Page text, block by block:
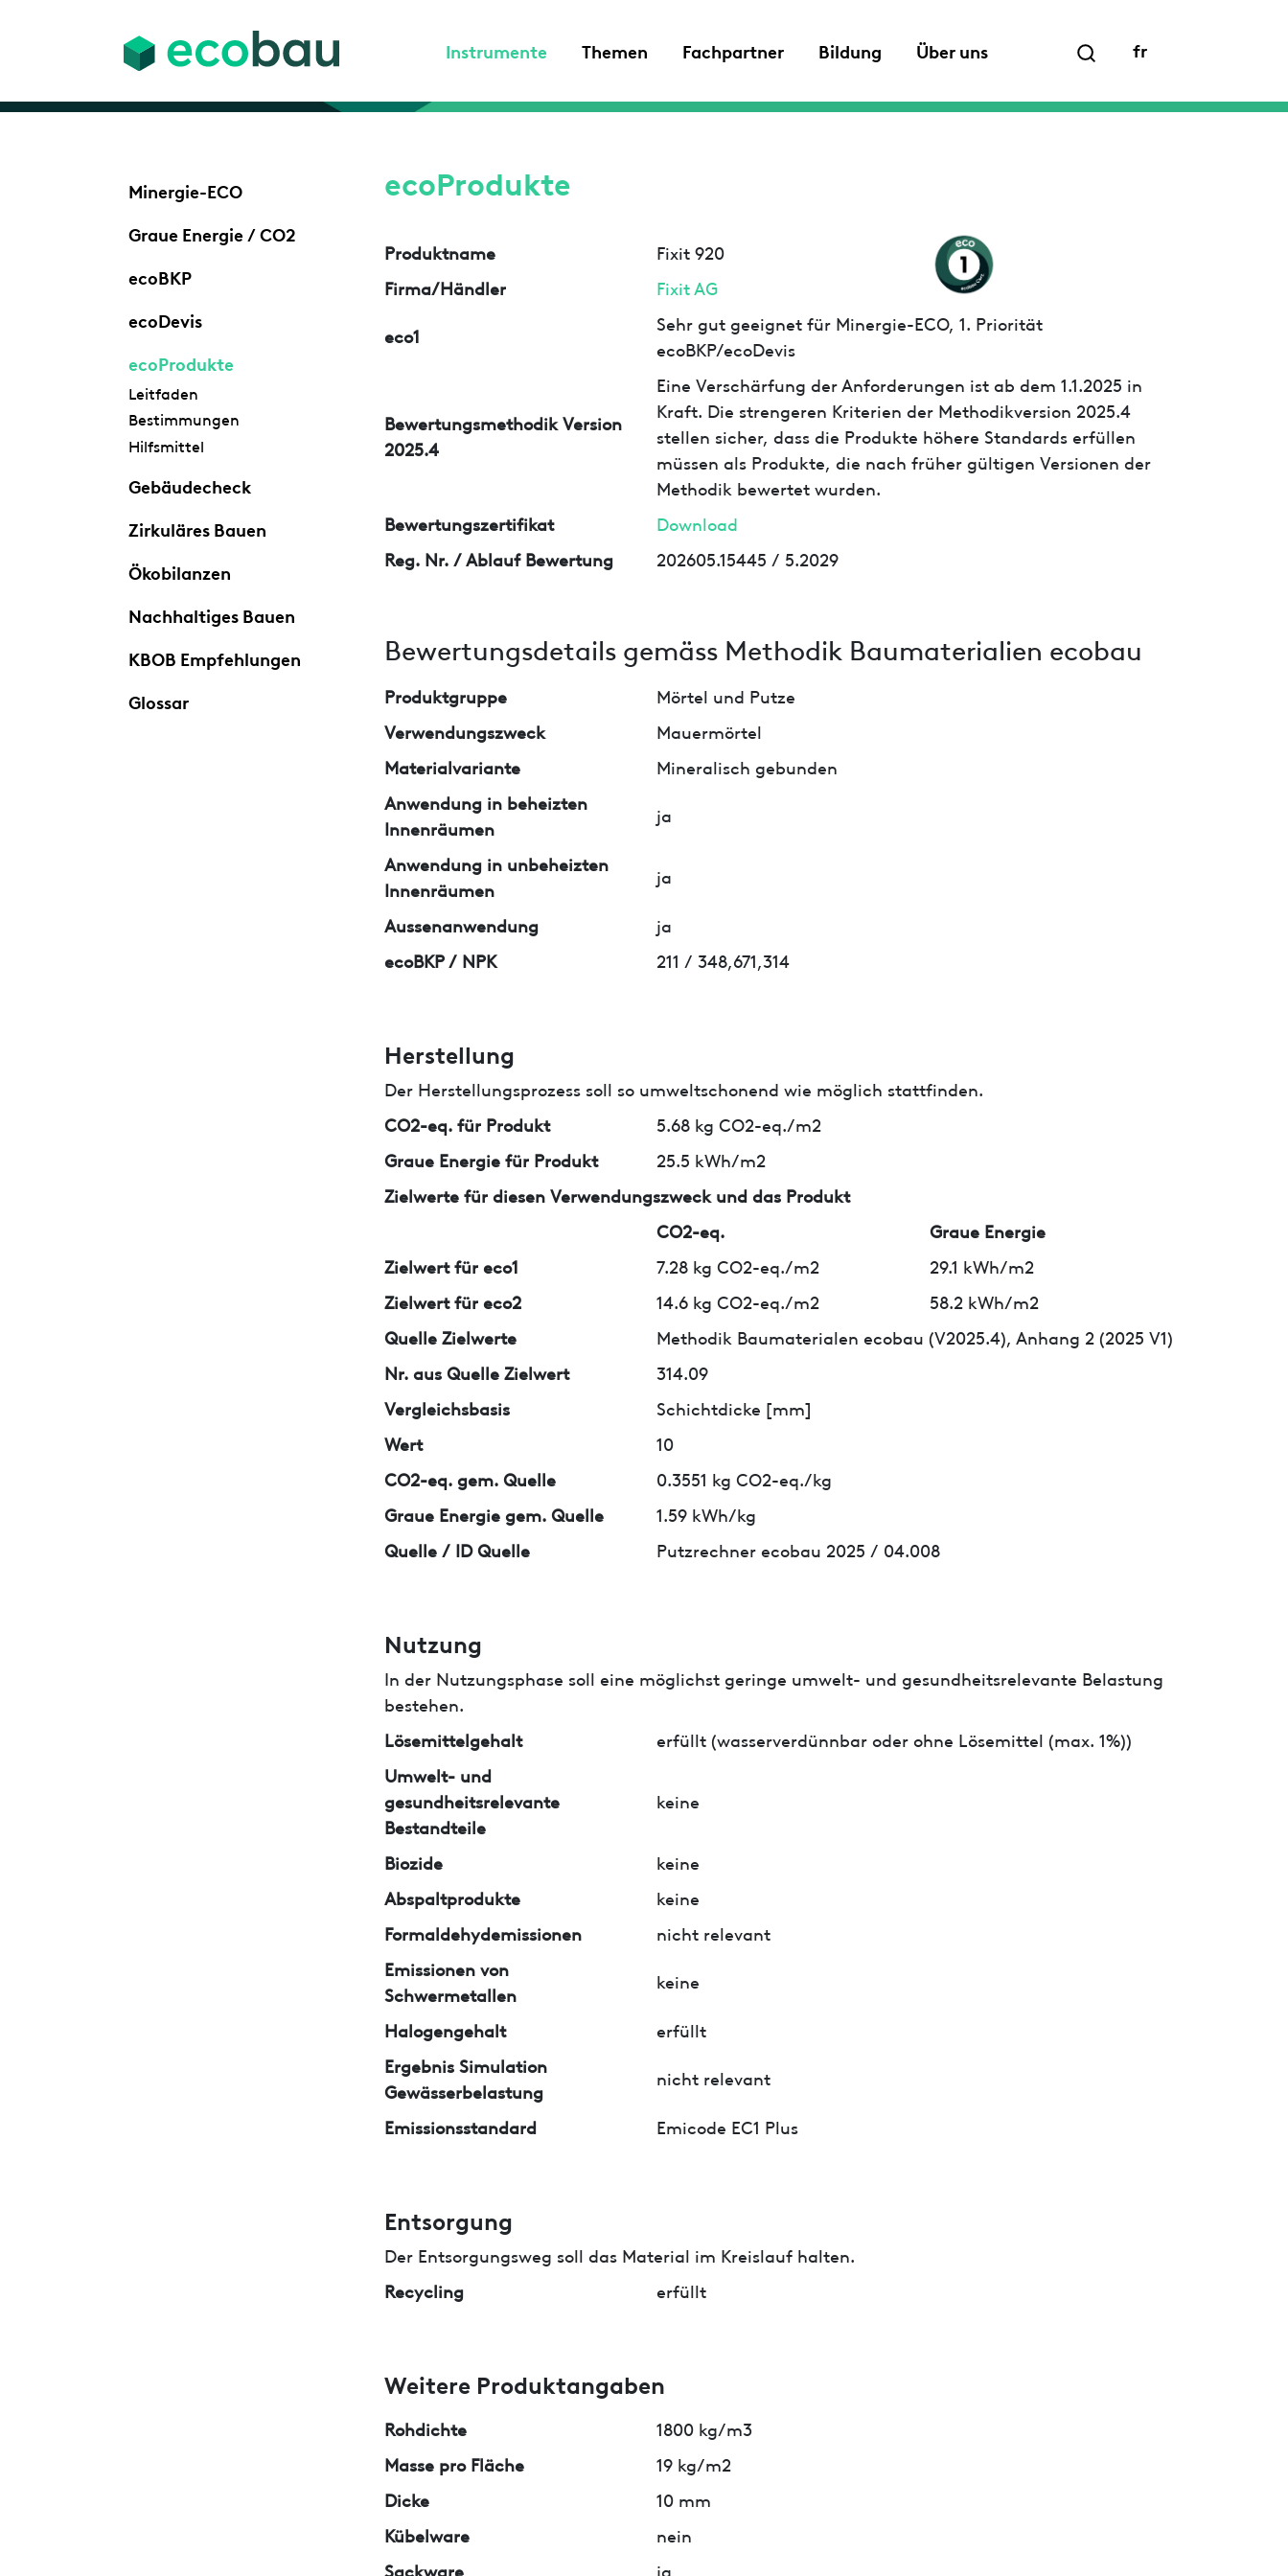
Instrumente Themen Fachpartner Bildung Über uns fr
Minergie-ECO
Graue Energie / CO2
ecoBKP
ecoDevis
ecoProdukte
Leitfaden
Bestimmungen
Hilfsmittel
Gebäudecheck
Zirkuläres Bauen
Ökobilanzen
Nachhaltiges Bauen
KBOB Empfehlungen
Glossar
ecoProdukte
Produktname
Fixit 920
Firma/Händler
Fixit AG
eco1
Sehr gut geeignet für Minergie-ECO, 1. Priorität
ecoBKP/ecoDevis
Bewertungsmethodik Version
2025.4
Eine Verschärfung der Anforderungen ist ab dem 1.1.2025 in
Kraft. Die strengeren Kriterien der Methodikversion 2025.4
stellen sicher, dass die Produkte höhere Standards erfüllen
müssen als Produkte, die nach früher gültigen Versionen der
Methodik bewertet wurden.
Bewertungszertifikat
Download
Reg. Nr. / Ablauf Bewertung
202605.15445 / 5.2029
Bewertungsdetails gemäss Methodik Baumaterialien ecobau
Produktgruppe
Mörtel und Putze
Verwendungszweck
Mauermörtel
Materialvariante
Mineralisch gebunden
Anwendung in beheizten
Innenräumen
ja
Anwendung in unbeheizten
Innenräumen
ja
Aussenanwendung
ja
ecoBKP / NPK
211 / 348,671,314
Herstellung
Der Herstellungsprozess soll so umweltschonend wie möglich stattfinden.
CO2-eq. für Produkt
5.68 kg CO2-eq./m2
Graue Energie für Produkt
25.5 kWh/m2
Zielwerte für diesen Verwendungszweck und das Produkt
CO2-eq.
Graue Energie
Zielwert für eco1
7.28 kg CO2-eq./m2
29.1 kWh/m2
Zielwert für eco2
14.6 kg CO2-eq./m2
58.2 kWh/m2
Quelle Zielwerte
Methodik Baumaterialen ecobau (V2025.4), Anhang 2 (2025 V1)
Nr. aus Quelle Zielwert
314.09
Vergleichsbasis
Schichtdicke [mm]
Wert
10
CO2-eq. gem. Quelle
0.3551 kg CO2-eq./kg
Graue Energie gem. Quelle
1.59 kWh/kg
Quelle / ID Quelle
Putzrechner ecobau 2025 / 04.008
Nutzung
In der Nutzungsphase soll eine möglichst geringe umwelt- und gesundheitsrelevante Belastung
bestehen.
Lösemittelgehalt
erfüllt (wasserverdünnbar oder ohne Lösemittel (max. 1%))
Umwelt- und
gesundheitsrelevante
Bestandteile
keine
Biozide
keine
Abspaltprodukte
keine
Formaldehydemissionen
nicht relevant
Emissionen von
Schwermetallen
keine
Halogengehalt
erfüllt
Ergebnis Simulation
Gewässerbelastung
nicht relevant
Emissionsstandard Emicode EC1 Plus
Entsorgung
Der Entsorgungsweg soll das Material im Kreislauf halten.
Recycling
erfüllt
Weitere Produktangaben
Rohdichte
1800 kg/m3
Masse pro Fläche
19 kg/m2
Dicke
10 mm
Kübelware
nein
Sackware
ja